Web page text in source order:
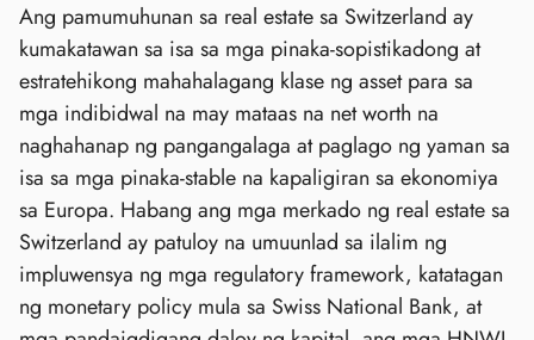
Ang pamumuhunan sa real estate sa Switzerland ay
kumakatawan sa isa sa mga pinaka-sopistikadong at
estratehikong mahahalagang klase ng asset para sa
mga indibidwal na may mataas na net worth na
naghahanap ng pangangalaga at paglago ng yaman sa
isa sa mga pinaka-stable na kapaligiran sa ekonomiya
sa Europa. Habang ang mga merkado ng real estate sa
Switzerland ay patuloy na umuunlad sa ilalim ng
impluwensya ng mga regulatory framework, katatagan
ng monetary policy mula sa Swiss National Bank, at